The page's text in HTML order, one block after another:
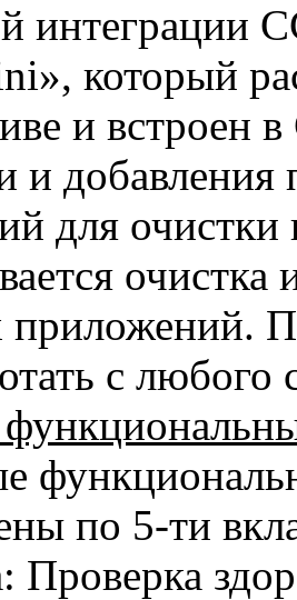
интеграции
который
и встроен
и
для
очистка
приложений.
с любого
по 5-ти
Проверка